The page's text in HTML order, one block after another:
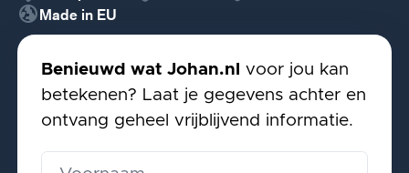
globe_ukMade in EU
Benieuwd wat Johan.nl
voor jou kan
betekenen? Laat je gegevens achter en
ontvang geheel vrijblijvend informatie.